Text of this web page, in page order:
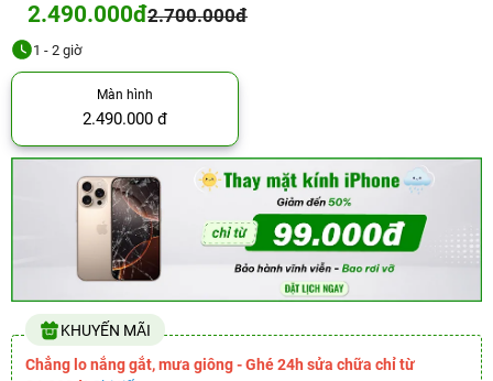
2.490.000đ2.700.000đ
1 - 2 giờ
Màn hình
2.490.000 đ
KHUYẾN MÃI
Chẳng lo nắng gắt, mưa giông - Ghé 24h sửa chữa chỉ từ